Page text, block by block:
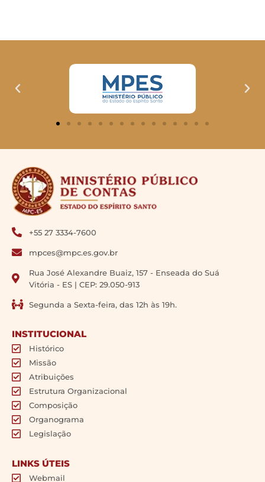
+55 27 3334-7600
mpces@mpc.es.gov.br
Rua José Alexandre Buaiz, 157 - Enseada do Suá
Vitória - ES | CEP: 29.050-913
Segunda a Sexta-feira, das 12h às 19h.
INSTITUCIONAL
Histórico
Missão
Atribuições
Estrutura Organizacional
Composição
Organograma
Legislação
LINKS ÚTEIS
Webmail